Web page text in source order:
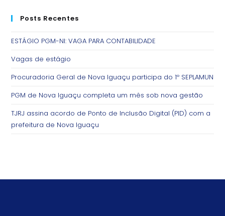
Posts Recentes
ESTÁGIO PGM-NI: VAGA PARA CONTABILIDADE
Vagas de estágio
Procuradoria Geral de Nova Iguaçu participa do 1º SEPLAMUN
PGM de Nova Iguaçu completa um mês sob nova gestão
TJRJ assina acordo de Ponto de Inclusão Digital (PID) com a
prefeitura de Nova Iguaçu